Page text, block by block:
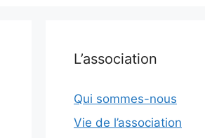
L’association
Qui sommes-nous
Vie de l’association